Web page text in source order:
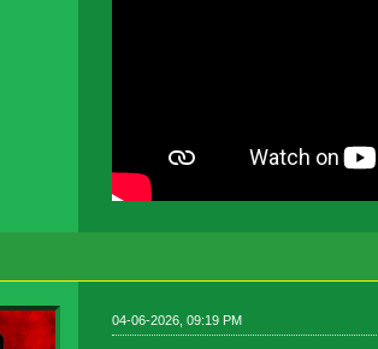
04-06-2026, 09:19 PM